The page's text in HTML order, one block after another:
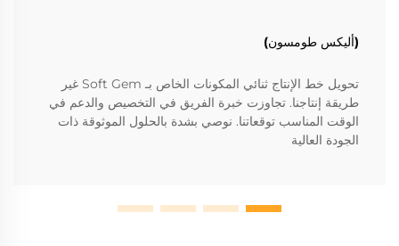
(أليكس طومسون)
تحويل خط الإنتاج ثنائي المكونات الخاص بـ Soft Gem غير
طريقة إنتاجنا. تجاوزت خبرة الفريق في التخصيص والدعم في
الوقت المناسب توقعاتنا. نوصي بشدة بالحلول الموثوقة ذات
الجودة العالية